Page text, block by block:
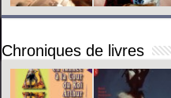
Chroniques de livres